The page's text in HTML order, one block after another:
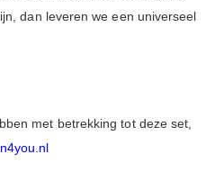
dan leveren we een universeel
met betrekking tot deze set,